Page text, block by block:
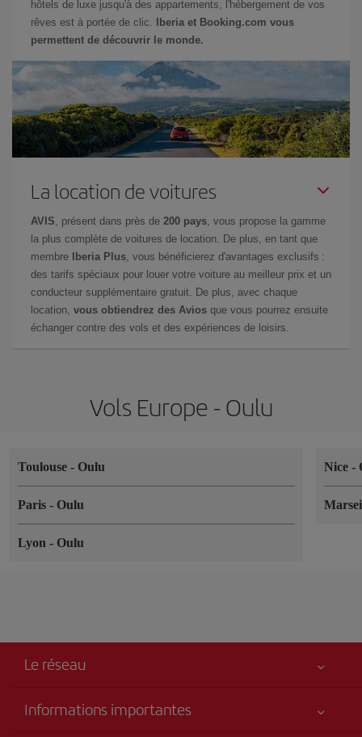
hôtels de luxe jusqu'à des appartements, l'hébergement de vos
rêves est à portée de clic.
Iberia et Booking.com vous
permettent de découvrir le monde.
La location de voitures
AVIS , présent dans près de 200 pays , vous propose la gamme
la plus complète de voitures de location. De plus, en tant que
membre
Iberia Plus , vous bénéficierez d'avantages exclusifs :
des tarifs spéciaux pour louer votre voiture au meilleur prix et un
conducteur supplémentaire gratuit. De plus, avec chaque
location, vous obtiendrez des Avios que vous pourrez ensuite
échanger contre des vols et des expériences de loisirs.
Vols Europe - Oulu
Toulouse - Oulu
Paris - Oulu
Lyon - Oulu
Nice-
Le réseau
Informations importantes